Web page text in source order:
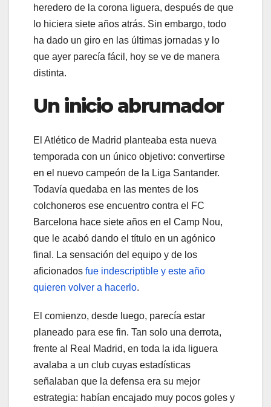
heredero de la corona liguera, después de que
lo hiciera siete años atrás. Sin embargo, todo
ha dado un giro en las últimas jornadas y lo
que ayer parecía fácil, hoy se ve de manera
distinta.
Un inicio abrumador
El Atlético de Madrid planteaba esta nueva
temporada con un único objetivo: convertirse
en el nuevo campeón de la Liga Santander.
Todavía quedaba en las mentes de los
colchoneros ese encuentro contra el FC
Barcelona hace siete años en el Camp Nou,
que le acabó dando el título en un agónico
final. La sensación del equipo y de los
aficionados fue indescriptible y este año
quieren volver a hacerlo.
El comienzo, desde luego, parecía estar
planeado para ese fin. Tan solo una derrota,
frente al Real Madrid, en toda la ida liguera
avalaba a un club cuyas estadísticas
señalaban que la defensa era su mejor
estrategia: habían encajado muy pocos goles y